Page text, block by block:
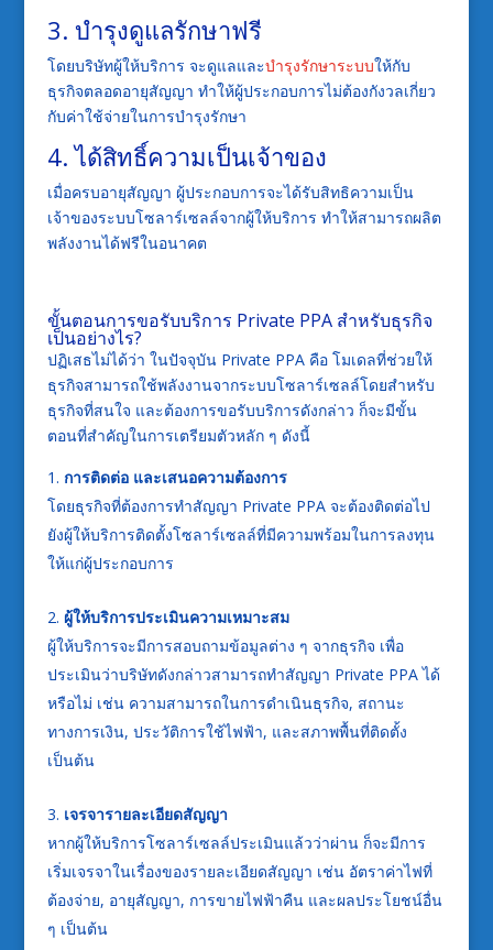
3. บำรุงดูแลรักษาฟรี
โดยบริษัทผู้ให้บริการ จะดูแลและบำรุงรักษาระบบให้กับ
ธุรกิจตลอดอายุสัญญา ทำให้ผู้ประกอบการไม่ต้องกังวลเกี่ยว
กับค่าใช้จ่ายในการบำรุงรักษา
4. ได้สิทธิ์ความเป็นเจ้าของ
เมื่อครบอายุสัญญา ผู้ประกอบการจะได้รับสิทธิความเป็น
เจ้าของระบบโซลาร์เซลล์จากผู้ให้บริการ ทำให้สามารถผลิต
พลังงานได้ฟรีในอนาคต
ขั้นตอนการขอรับบริการ Private PPA สำหรับธุรกิจ
เป็นอย่างไร?
ปฏิเสธไม่ได้ว่า ในปัจจุบัน Private PPA คือ โมเดลที่ช่วยให้
ธุรกิจสามารถใช้พลังงานจากระบบโซลาร์เซลล์โดยสำหรับ
ธุรกิจที่สนใจ และต้องการขอรับบริการดังกล่าว ก็จะมีขั้น
ตอนที่สำคัญในการเตรียมตัวหลัก ๆ ดังนี้
การติดต่อ และเสนอความต้องการ
โดยธุรกิจที่ต้องการทำสัญญา Private PPA จะต้องติดต่อไป
ยังผู้ให้บริการติดตั้งโซลาร์เซลล์ที่มีความพร้อมในการลงทุน
ให้แก่ผู้ประกอบการ
ผู้ให้บริการประเมินความเหมาะสม
ผู้ให้บริการจะมีการสอบถามข้อมูลต่าง ๆ จากธุรกิจ เพื่อ
ประเมินว่าบริษัทดังกล่าวสามารถทำสัญญา Private PPA ได้
หรือไม่ เช่น ความสามารถในการดำเนินธุรกิจ, สถานะ
ทางการเงิน, ประวัติการใช้ไฟฟ้า, และสภาพพื้นที่ติดตั้ง
เป็นต้น
เจรจารายละเอียดสัญญา
หากผู้ให้บริการโซลาร์เซลล์ประเมินแล้วว่าผ่าน ก็จะมีการ
เริ่มเจรจาในเรื่องของรายละเอียดสัญญา เช่น อัตราค่าไฟที่
ต้องจ่าย, อายุสัญญา, การขายไฟฟ้าคืน และผลประโยชน์อื่น
ๆ เป็นต้น